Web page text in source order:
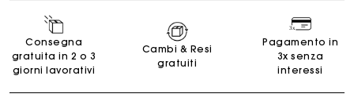
Consegna
gratuita in 2 o 3
giorni lavorativi
Cambi & Resi
gratuiti
Pagamento in
3x senza
interessi